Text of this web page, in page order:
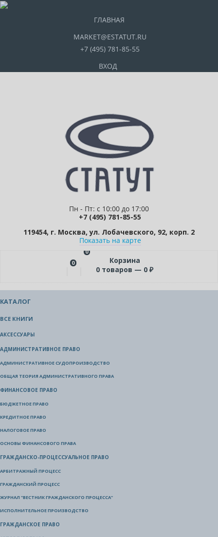
ГЛАВНАЯ
MARKET@ESTATUT.RU
+7 (495) 781-85-55
ВХОД
Пн - Пт: с 10:00 до 17:00
+7 (495) 781-85-55
119454, г. Москва, ул. Лобачевского, 92, корп. 2
Показать на карте
0
0
Корзина
0 товаров — 0 ₽
КАТАЛОГ
ВСЕ КНИГИ
АКСЕССУАРЫ
АДМИНИСТРАТИВНОЕ ПРАВО
АДМИНИСТРАТИВНОЕ СУДОПРОИЗВОДСТВО
ОБЩАЯ ТЕОРИЯ АДМИНИСТРАТИВНОГО ПРАВА
ФИНАНСОВОЕ ПРАВО
БЮДЖЕТНОЕ ПРАВО
КРЕДИТНОЕ ПРАВО
НАЛОГОВОЕ ПРАВО
ОСНОВЫ ФИНАНСОВОГО ПРАВА
ГРАЖДАНСКО-ПРОЦЕССУАЛЬНОЕ ПРАВО
АРБИТРАЖНЫЙ ПРОЦЕСС
ГРАЖДАНСКИЙ ПРОЦЕСС
ЖУРНАЛ "ВЕСТНИК ГРАЖДАНСКОГО ПРОЦЕССА"
ИСПОЛНИТЕЛЬНОЕ ПРОИЗВОДСТВО
ГРАЖДАНСКОЕ ПРАВО